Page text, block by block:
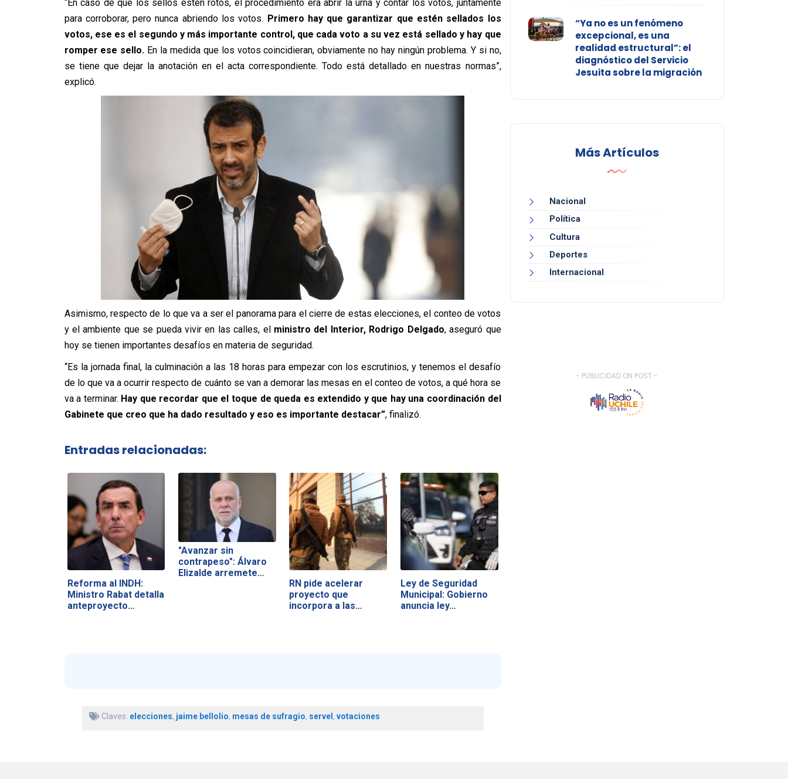
“En caso de que los sellos estén rotos, el procedimiento era abrir la urna y contar los votos, juntamente
para corroborar, pero nunca abriendo los votos. Primero hay que garantizar que estén sellados los
votos, ese es el segundo y más importante control, que cada voto a su vez está sellado y hay que
romper ese sello. En la medida que los votos coincidieran, obviamente no hay ningún problema. Y si no,
se tiene que dejar la anotación en el acta correspondiente. Todo está detallado en nuestras normas”,
explicó.
Asimismo, respecto de lo que va a ser el panorama para el cierre de estas elecciones, el conteo de votos
y el ambiente que se pueda vivir en las calles, el ministro del Interior, Rodrigo Delgado, aseguró que
hoy se tienen importantes desafíos en materia de seguridad.
“Es la jornada final, la culminación a las 18 horas para empezar con los escrutinios, y tenemos el desafío
de lo que va a ocurrir respecto de cuánto se van a demorar las mesas en el conteo de votos, a qué hora se
va a terminar. Hay que recordar que el toque de queda es extendido y que hay una coordinación del
Gabinete que creo que ha dado resultado y eso es importante destacar”, finalizó.
Entradas relacionadas:
Reforma al INDH:
Ministro Rabat detalla
anteproyecto…
"Avanzar sin
contrapeso": Álvaro
Elizalde arremete…
RN pide acelerar
proyecto que
incorpora a las…
Ley de Seguridad
Municipal: Gobierno
anuncia ley…
Claves: elecciones, jaime bellolio, mesas de sufragio, servel , votaciones
“Ya no es un fenómeno
excepcional, es una
realidad estructural”: el
diagnóstico del Servicio
Jesuita sobre la migración
Más Artículos
Nacional
Política
Cultura
Deportes
Internacional
- PUBLICIDAD ON POST -